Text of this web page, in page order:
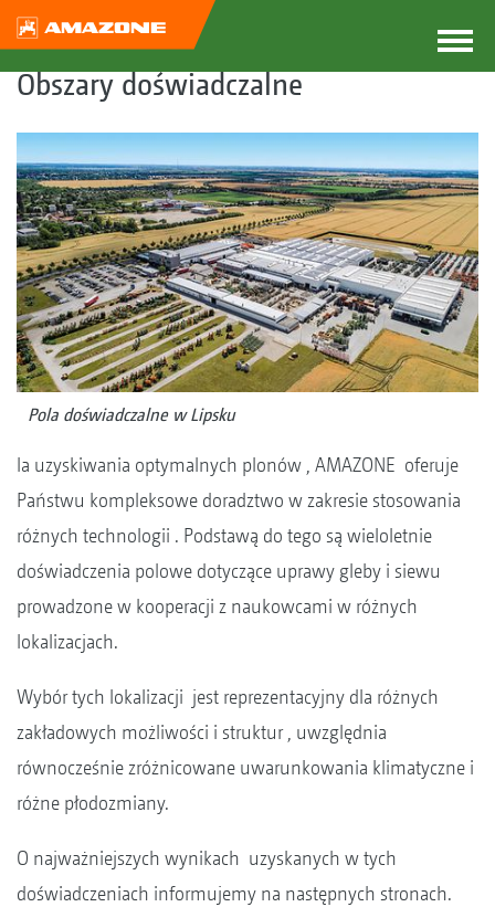
Obszary doświadczalne
Pola doświadczalne w Lipsku
la uzyskiwania optymalnych plonów , AMAZONE oferuje
Państwu kompleksowe doradztwo w zakresie stosowania
różnych technologii . Podstawą do tego są wieloletnie
doświadczenia polowe dotyczące uprawy gleby i siewu
prowadzone w kooperacji z naukowcami w różnych
lokalizacjach.
Wybór tych lokalizacji jest reprezentacyjny dla różnych
zakładowych możliwości i struktur , uwzględnia
równocześnie zróżnicowane uwarunkowania klimatyczne i
różne płodozmiany.
O najważniejszych wynikach uzyskanych w tych
doświadczeniach informujemy na następnych stronach.